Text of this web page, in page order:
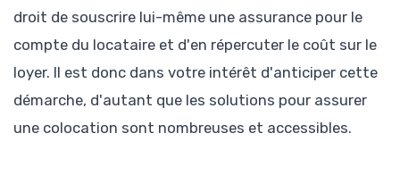
droit de souscrire lui-même une assurance pour le
compte du locataire et d'en répercuter le coût sur le
loyer. Il est donc dans votre intérêt d'anticiper cette
démarche, d'autant que les solutions pour assurer
une colocation sont nombreuses et accessibles.